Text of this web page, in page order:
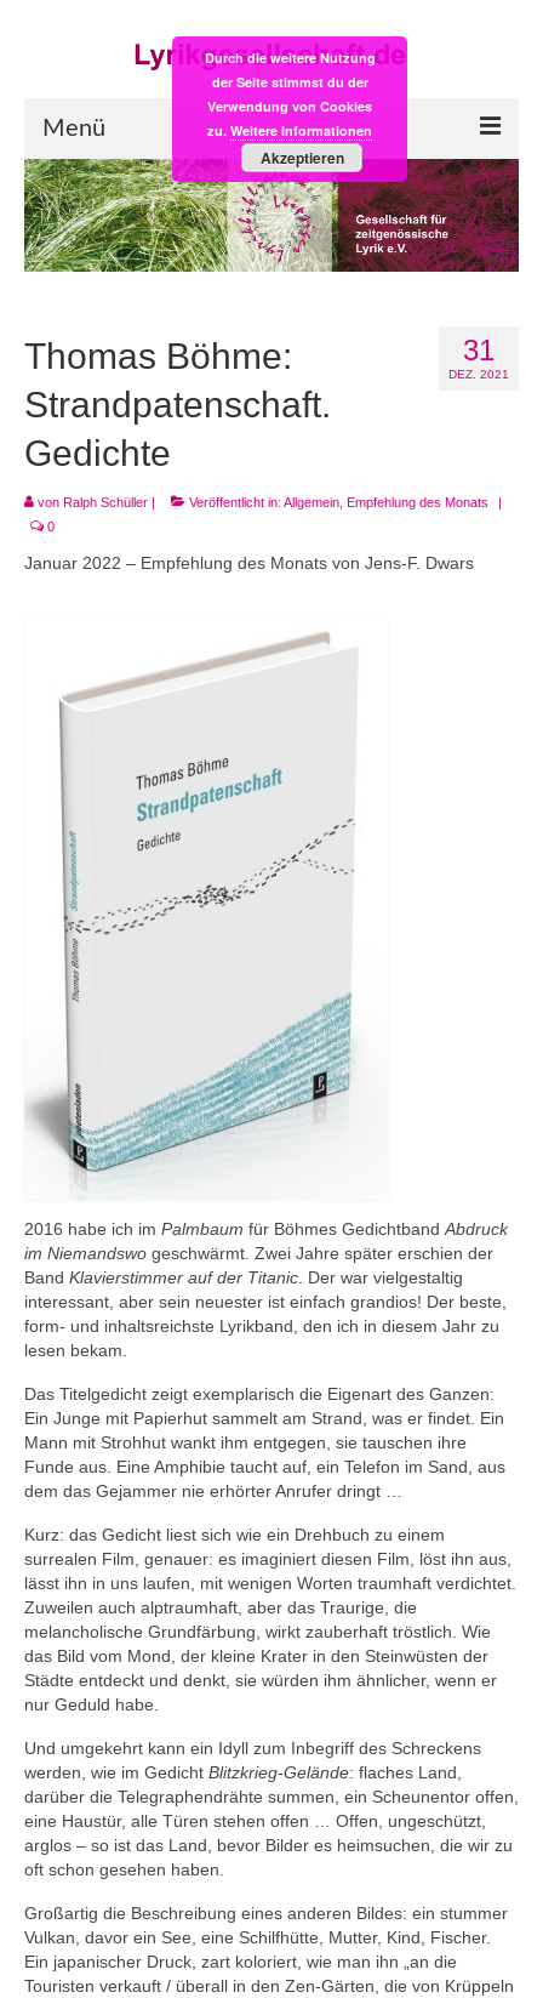
Menü
Start
LYRIK:POST
Einkaufsladen
Empfehlung des Monats
Videos
Veranstaltungen
Leipziger Lyrikbibliothek
Lyrikschaufenster im Literaturhaus Leipzig
Mitglied werden
31
DEZ. 2021
Thomas Böhme:
Strandpatenschaft.
Gedichte
von Ralph Schüller | Veröffentlicht in: Allgemein Empfehlung des Monats
|
0
Januar 2022 – Empfehlung des Monats von Jens-F. Dwars
2016 habe ich im Palmbaum für Böhmes Gedichtband Abdruck
im Niemandswo geschwärmt. Zwei Jahre später erschien der
Band Klavierstimmer auf der Titanic . Der war vielgestaltig
interessant, aber sein neuester ist einfach grandios! Der beste,
form- und inhaltsreichste Lyrikband, den ich in diesem Jahr zu
lesen bekam.
Das Titelgedicht zeigt exemplarisch die Eigenart des Ganzen:
Ein Junge mit Papierhut sammelt am Strand, was er findet. Ein
Mann mit Strohhut wankt ihm entgegen, sie tauschen ihre
Funde aus. Eine Amphibie taucht auf, ein Telefon im Sand, aus
dem das Gejammer nie erhörter Anrufer dringt …
Kurz: das Gedicht liest sich wie ein Drehbuch zu einem
surrealen Film, genauer: es imaginiert diesen Film, löst ihn aus,
lässt ihn in uns laufen, mit wenigen Worten traumhaft verdichtet.
Zuweilen auch alptraumhaft, aber das Traurige, die
melancholische Grundfärbung, wirkt zauberhaft tröstlich. Wie
das Bild vom Mond, der kleine Krater in den Steinwüsten der
Städte entdeckt und denkt, sie würden ihm ähnlicher, wenn er
nur Geduld habe.
Und umgekehrt kann ein Idyll zum Inbegriff des Schreckens
werden, wie im Gedicht Blitzkrieg-Gelände: flaches Land,
darüber die Telegraphendrähte summen, ein Scheunentor offen,
eine Haustür, alle Türen stehen offen … Offen, ungeschützt,
arglos – so ist das Land, bevor Bilder es heimsuchen, die wir zu
oft schon gesehen haben.
Großartig die Beschreibung eines anderen Bildes: ein stummer
Vulkan, davor ein See, eine Schilfhütte, Mutter, Kind, Fischer.
Ein japanischer Druck, zart koloriert, wie man ihn „an die
Touristen verkauft / überall in den Zen-Gärten, die von Krüppeln
Durch die weitere Nutzung
der Seite stimmst du der
Verwendung von Cookies
zu. Weitere Informationen
Akzeptieren